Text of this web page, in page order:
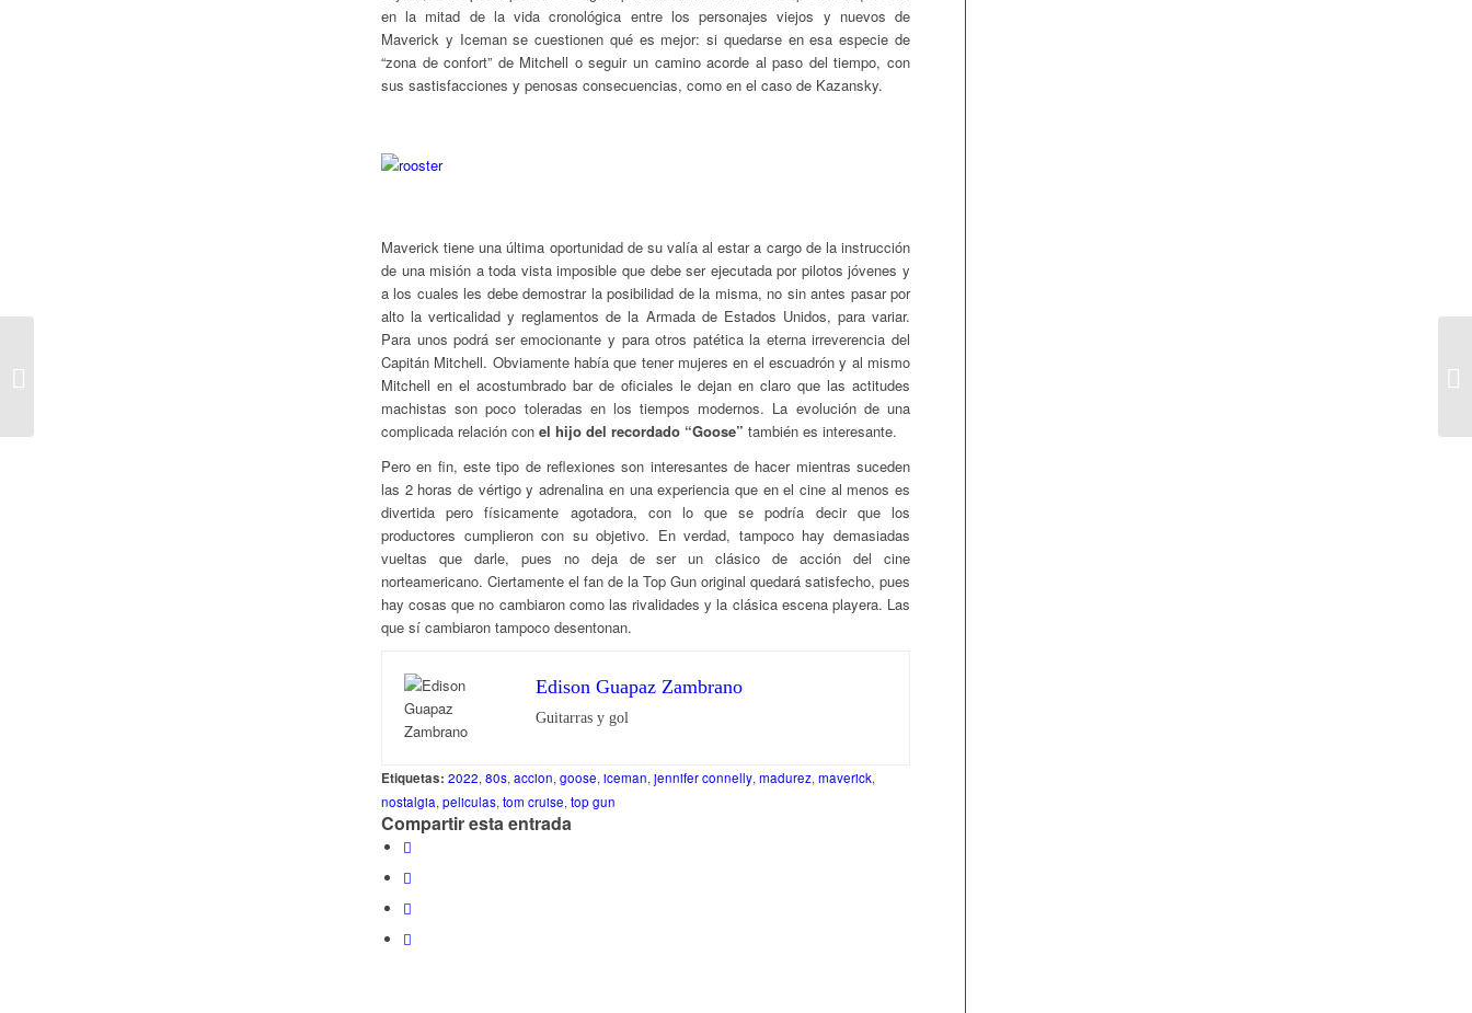
en la mitad de la vida cronológica entre los personajes viejos y nuevos de
Maverick y Iceman se cuestionen qué es mejor: si quedarse en esa especie de
“zona de confort” de Mitchell o seguir un camino acorde al paso del tiempo, con
sus sastisfacciones y penosas consecuencias, como en el caso de Kazansky.
Maverick tiene una última oportunidad de su valía al estar a cargo de la instrucción
de una misión a toda vista imposible que debe ser ejecutada por pilotos jóvenes y
a los cuales les debe demostrar la posibilidad de la misma, no sin antes pasar por
alto la verticalidad y reglamentos de la Armada de Estados Unidos, para variar.
Para unos podrá ser emocionante y para otros patética la eterna irreverencia del
Capitán Mitchell. Obviamente había que tener mujeres en el escuadrón y al mismo
Mitchell en el acostumbrado bar de oficiales le dejan en claro que las actitudes
machistas son poco toleradas en los tiempos modernos. La evolución de una
complicada relación con el hijo del recordado “Goose” también es interesante.
Pero en fin, este tipo de reflexiones son interesantes de hacer mientras suceden
las 2 horas de vértigo y adrenalina en una experiencia que en el cine al menos es
divertida pero físicamente agotadora, con lo que se podría decir que los
productores cumplieron con su objetivo. En verdad, tampoco hay demasiadas
vueltas que darle, pues no deja de ser un clásico de acción del cine
norteamericano. Ciertamente el fan de la Top Gun original quedará satisfecho, pues
hay cosas que no cambiaron como las rivalidades y la clásica escena playera. Las
que sí cambiaron tampoco desentonan.
Edison Guapaz Zambrano
Guitarras y gol
Etiquetas: 2022, 80s, accion, goose, iceman, jennifer connelly, madurez, maverick,
nostalgia, peliculas, tom cruise, top gun
Compartir esta entrada